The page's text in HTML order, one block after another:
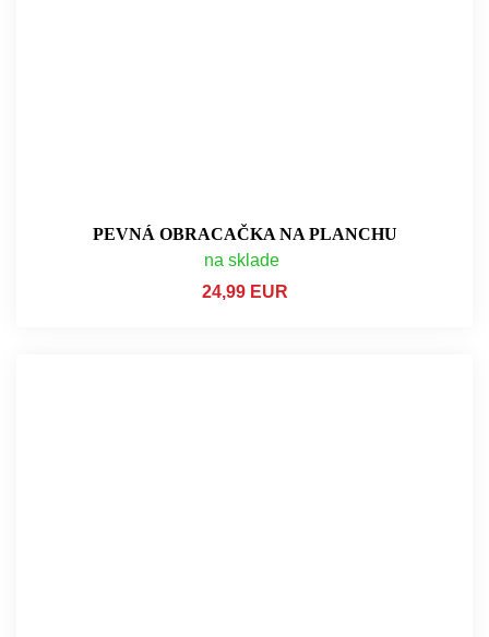
PEVNÁ OBRACAČKA NA PLANCHU
na sklade
24,99 EUR